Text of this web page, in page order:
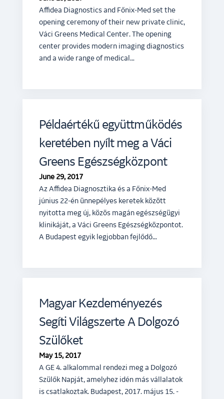
Affidea Diagnostics and Főnix-Med set the
opening ceremony of their new private clinic,
Váci Greens Medical Center. The opening
center provides modern imaging diagnostics
and a wide range of medical…
Példaértékű együttműködés
keretében nyílt meg a Váci
Greens Egészségközpont
June 29, 2017
Az Affidea Diagnosztika és a Főnix-Med
június 22-én ünnepélyes keretek között
nyitotta meg új, közös magán egészségügyi
klinikáját, a Váci Greens Egészségközpontot.
A Budapest egyik legjobban fejlődő…
Magyar Kezdeményezés
Segíti Világszerte A Dolgozó
Szülőket
May 15, 2017
A GE 4. alkalommal rendezi meg a Dolgozó
Szülők Napját, amelyhez idén más vállalatok
is csatlakoztak. Budapest, 2017. május 15. -